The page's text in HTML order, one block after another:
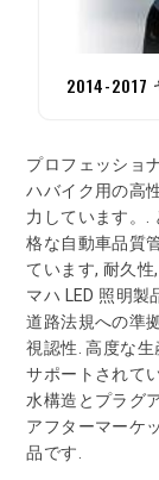
2014-2017
プロフェッショ
ハバイク用の高
力しています。.
格な自動車品質
ています, 耐久
マハ LED 照明製
道路法規への準
視認性. 高度な
サポートされて
水構造とプラグ
アフターマーケ
品です.